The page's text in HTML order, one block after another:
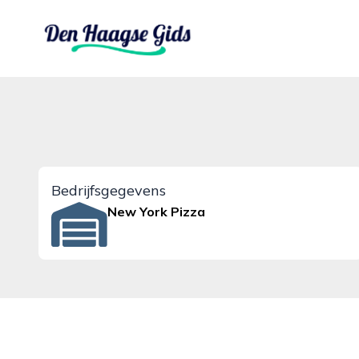
denhaagsegids.nl
Bedrijfsgegevens
New York Pizza